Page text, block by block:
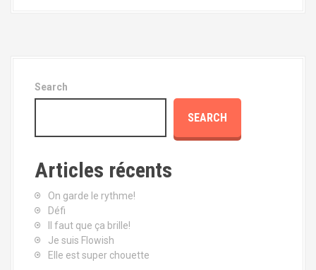
Search
SEARCH
Articles récents
On garde le rythme!
Défi
Il faut que ça brille!
Je suis Flowish
Elle est super chouette